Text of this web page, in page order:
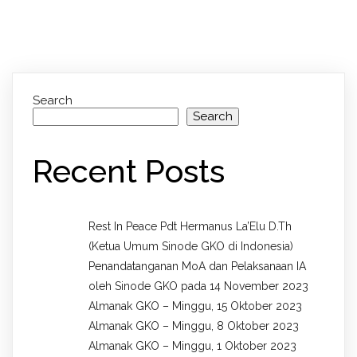
Search
Search
Recent Posts
Rest In Peace Pdt Hermanus La’Elu D.Th
(Ketua Umum Sinode GKO di Indonesia)
Penandatanganan MoA dan Pelaksanaan IA
oleh Sinode GKO pada 14 November 2023
Almanak GKO – Minggu, 15 Oktober 2023
Almanak GKO – Minggu, 8 Oktober 2023
Almanak GKO – Minggu, 1 Oktober 2023